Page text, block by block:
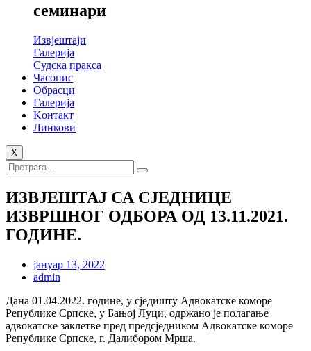
семинари
Извјештаји
Галерија
Судска пракса
Часопис
Обрасци
Галерија
Kонтакт
Линкови
X
ИЗВЈЕШТАЈ СА СЈЕДНИЦЕ
ИЗВРШНОГ ОДБОРА ОД 13.11.2021.
ГОДИНЕ.
јануар 13, 2022
admin
Дана 01.04.2022. године, у сједишту Адвокатске коморе
Републике Српске, у Бањој Луци, одржано је полагање
адвокатске заклетве пред предсједником Адвокатске коморе
Републике Српске, г. Далибором Мрша.